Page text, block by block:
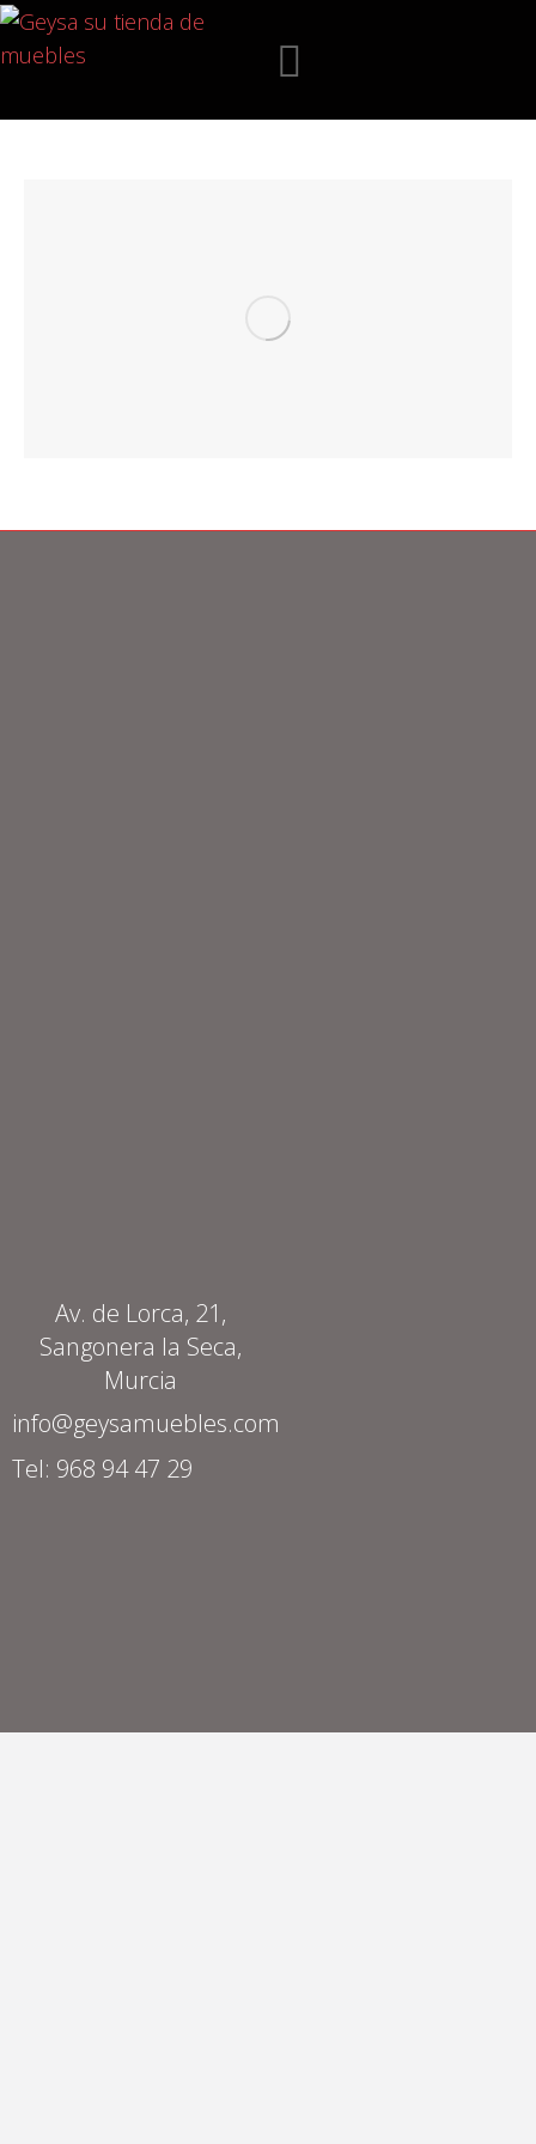
Av. de Lorca, 21,
Sangonera la Seca,
Murcia
info@geysamuebles.com
Tel: 968 94 47 29